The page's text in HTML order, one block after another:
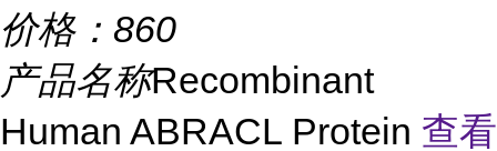
价格： 860
产品名称Recombinant
Human ABRACL Protein 查看